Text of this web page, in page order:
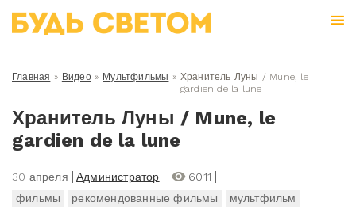
Главная » Видео» Мультфильмы » Хранитель Луны / Mune, le
gardien de la lune
Хранитель Луны / Mune, le
gardien de la lune
30 апреля Администратор
6011
фильмы
рекомендованные фильмы мультфильм